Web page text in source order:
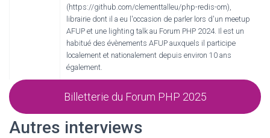
(https://github.com/clementtalleu/php-redis-om),
librairie dont il a eu l'occasion de parler lors d'un meetup
AFUP et une lighting talk au Forum PHP 2024. Il est un
habitué des évènements AFUP auxquels il participe
localement et nationalement depuis environ 10 ans
également.
Billetterie du Forum PHP 2025
Autres interviews